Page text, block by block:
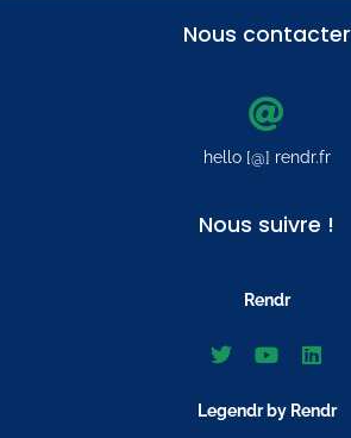
Nous contacter
hello [@] rendr.fr
Nous suivre !
Rendr
Legendr by Rendr